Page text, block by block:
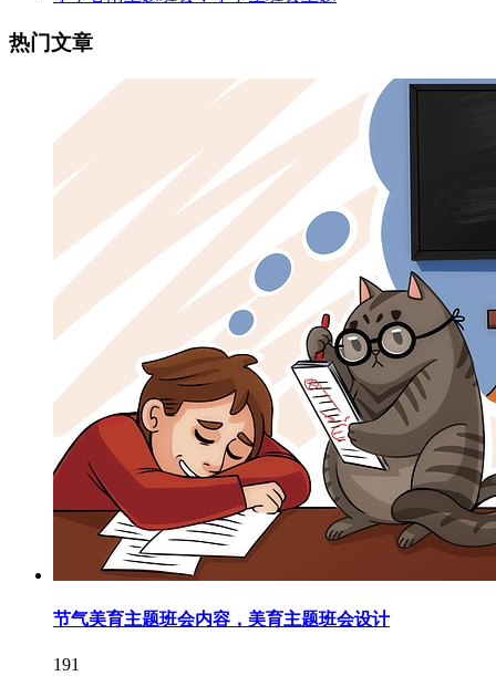
热门文章
节气美育主题班会内容，美育主题班会设计
191